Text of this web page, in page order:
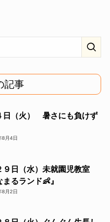
記事
日（火） 暑さにも負けず
8月4日
９日（水）未就園児教室
まるランド👶』
8月2日